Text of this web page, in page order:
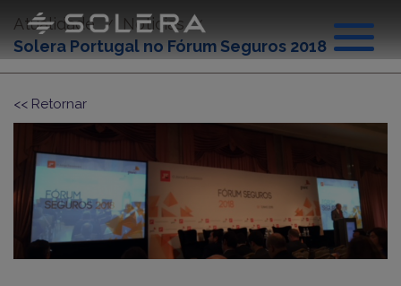
Sobre nós
Atualidade
Noticias
Solera Portugal no Fórum Seguros 2018
<< Retornar